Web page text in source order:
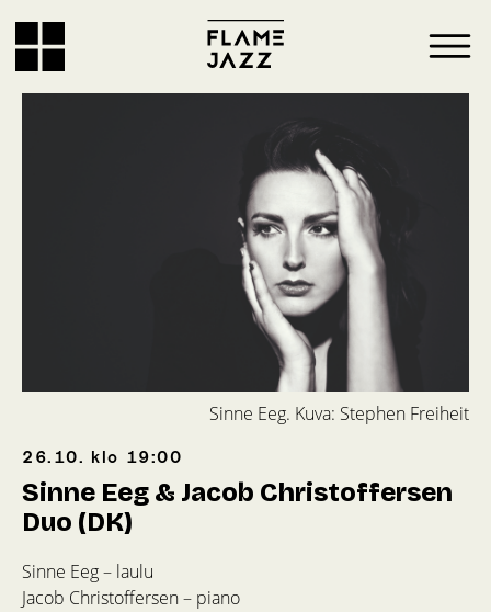
Sinne Eeg. Kuva: Stephen Freiheit
26.10. klo 19:00
Sinne Eeg & Jacob Christoffersen
Duo (DK)
Sinne Eeg – laulu
Jacob Christoffersen – piano